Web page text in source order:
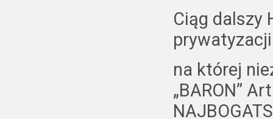
Ciąg dalszy
prywatyzacji
na której
„BARON”